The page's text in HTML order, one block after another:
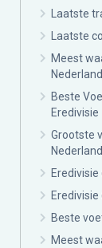
Laatste
Laatste
Meest
Beste
Eredivisie
Grootste
Beste
Meest